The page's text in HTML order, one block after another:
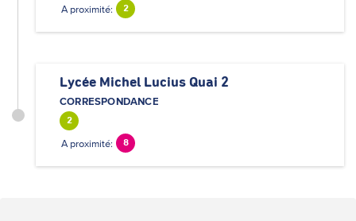
A proximité: 2
Lycée Michel Lucius Quai 2
CORRESPONDANCE
2
A proximité: 8